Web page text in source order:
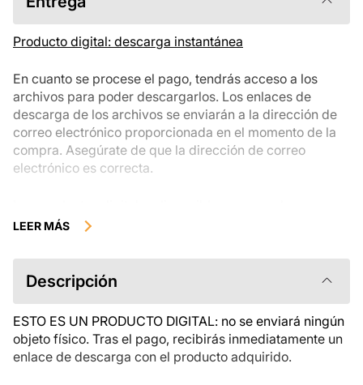
Producto digital: descarga instantánea
En cuanto se procese el pago, tendrás acceso a los
archivos para poder descargarlos. Los enlaces de
descarga de los archivos se enviarán a la dirección de
correo electrónico proporcionada en el momento de la
compra. Asegúrate de que la dirección de correo
electrónico es correcta.
instantánea no se pueden devolver, cambiar ni cancelar
descripción del producto atentamente antes de
comprarlo y que te pongas en contacto con nosotros si
tienes alguna duda. Si tienes problemas con el pedido,
ponte en contacto directamente con el vendedor.
LEER MÁS
Descripción
ESTO ES UN PRODUCTO DIGITAL: no se enviará ningún
objeto físico. Tras el pago, recibirás inmediatamente un
enlace de descarga con el producto adquirido.